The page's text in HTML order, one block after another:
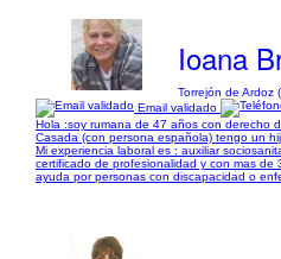
Ioana
Torrejón de Ardoz
Email validado
Hola :soy rumana de 47 años con derecho
Casada (con persona española) tengo un
Mi experiencia laboral es : auxiliar
certificado de profesionalidad y con mas de
ayuda por personas con discapacidad o